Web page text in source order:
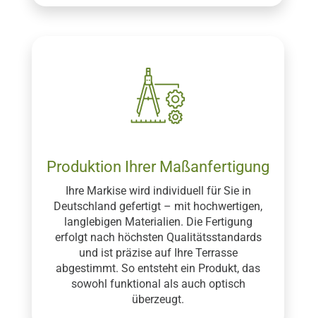
Produktion Ihrer Maßanfertigung
Ihre Markise wird individuell für Sie in
Deutschland gefertigt – mit hochwertigen,
langlebigen Materialien. Die Fertigung
erfolgt nach höchsten Qualitätsstandards
und ist präzise auf Ihre Terrasse
abgestimmt. So entsteht ein Produkt, das
sowohl funktional als auch optisch
überzeugt.